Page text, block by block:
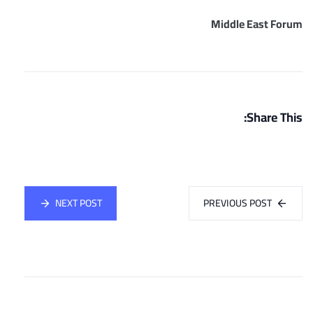
Middle East Forum
Share This:
PREVIOUS POST
NEXT POST